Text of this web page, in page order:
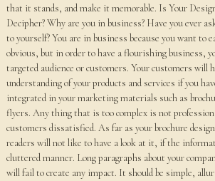
that it stands, and make it memorable. Is Your
Decipher? Why are you in business? Have you ever
to yourself? You are in business because you want to
obvious, but in order to have a flourishing business,
targeted audience or customers. Your customers will
understanding of your products and services if you
integrated in your marketing materials such as
flyers. Any thing that is too complex is not
customers dissatisfied. As far as your brochure
readers will not like to have a look at it, if the
cluttered manner. Long paragraphs about your
will fail to create any impact. It should be simple,